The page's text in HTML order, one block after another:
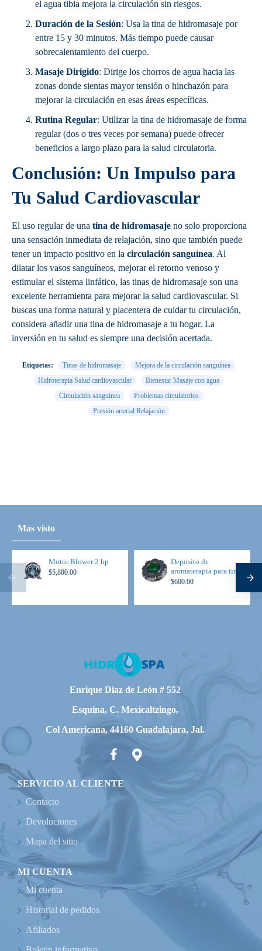
el agua tibia mejora la circulación sin riesgos.
Duración de la Sesión: Usa la tina de hidromasaje por
entre 15 y 30 minutos. Más tiempo puede causar
sobrecalentamiento del cuerpo.
Masaje Dirigido: Dirige los chorros de agua hacia las
zonas donde sientas mayor tensión o hinchazón para
mejorar la circulación en esas áreas específicas.
Rutina Regular: Utilizar la tina de hidromasaje de forma
regular (dos o tres veces por semana) puede ofrecer
beneficios a largo plazo para la salud circulatoria.
Conclusión: Un Impulso para
Tu Salud Cardiovascular
El uso regular de una tina de hidromasaje no solo proporciona
una sensación inmediata de relajación, sino que también puede
tener un impacto positivo en la circulación sanguínea. Al
dilatar los vasos sanguíneos, mejorar el retorno venoso y
estimular el sistema linfático, las tinas de hidromasaje son una
excelente herramienta para mejorar la salud cardiovascular. Si
buscas una forma natural y placentera de cuidar tu circulación,
considera añadir una tina de hidromasaje a tu hogar. La
inversión en tu salud es siempre una decisión acertada.
Etiquetas: Tinas de hidromasaje
Mejora de la circulación sanguínea
Hidroterapia Salud cardiovascular
Bienestar Masaje con agua
Circulación sanguínea
Problemas circulatorios
Presión arterial Relajación
Mas visto
Motor Blower 2 hp
$5,800.00
Deposito de
aromaterapia para tina
$600.00
Enrique Diaz de León # 552
Esquina, C. Mexicaltzingo,
Col Americana, 44160 Guadalajara, Jal.
SERVICIO AL CLIENTE
Contacto
Devoluciones
Mapa del sitio
MI CUENTA
Mi cuenta
Historial de pedidos
Afiliados